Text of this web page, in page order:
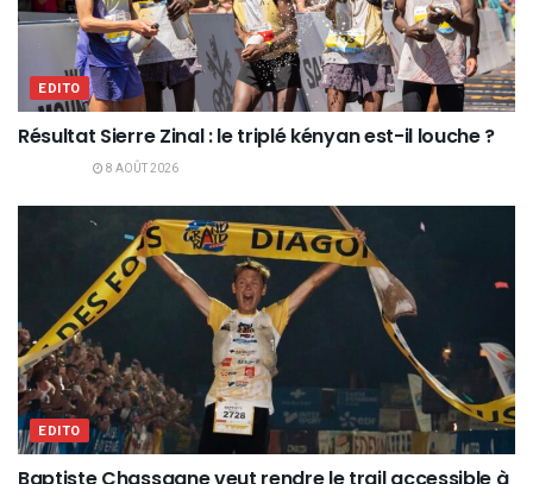
EDITO
Résultat Sierre Zinal : le triplé kényan est-il louche ?
8 AOÛT 2026
EDITO